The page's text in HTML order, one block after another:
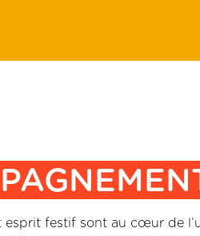
esprit festif sont au cœur de